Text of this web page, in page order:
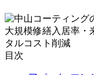
目次